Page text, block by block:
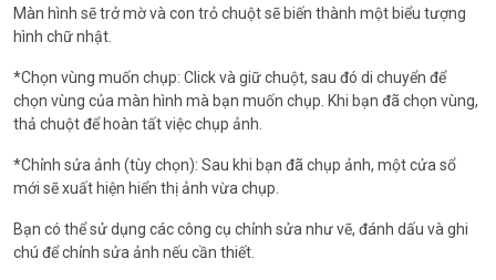
Màn hình sẽ trở mờ và con trỏ chuột sẽ biến thành một biểu tượng
hình chữ nhật.
*Chọn vùng muốn chụp: Click và giữ chuột, sau đó di chuyển để
chọn vùng của màn hình mà bạn muốn chụp. Khi bạn đã chọn vùng,
thả chuột để hoàn tất việc chụp ảnh.
*Chỉnh sửa ảnh (tùy chọn): Sau khi bạn đã chụp ảnh, một cửa sổ
mới sẽ xuất hiện hiển thị ảnh vừa chụp.
Bạn có thể sử dụng các công cụ chỉnh sửa như vẽ, đánh dấu và ghi
chú để chỉnh sửa ảnh nếu cần thiết.